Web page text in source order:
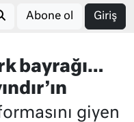
Abone ol Giriş
bayrağı…
giyen